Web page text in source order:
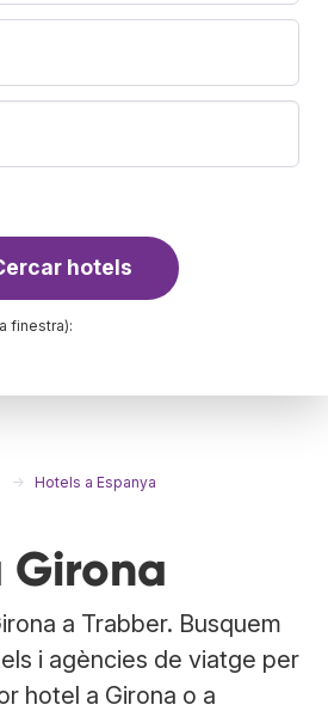
hotels
finestra):
Hotels a Espanya
Girona
a Trabber. Busquem
i agències de viatge per
hotel a Girona o a